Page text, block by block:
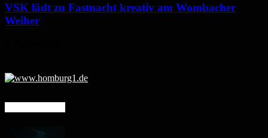
VSK lädt zu Fastnacht kreativ am Wombacher
Weiher